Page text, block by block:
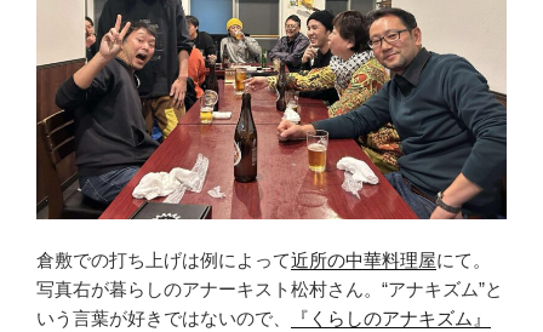
倉敷での打ち上げは例によって近所の中華料理屋にて。
写真右が暮らしのアナーキスト松村さん。“アナキズム”と
いう言葉が好きではないので、
『くらしのアナキズム』